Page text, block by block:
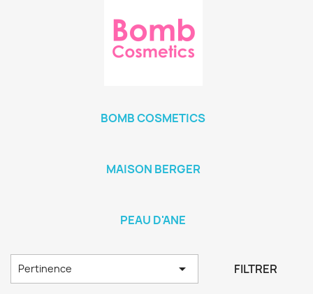
BOMB COSMETICS
MAISON BERGER
PEAU D'ANE
Pertinence  FILTRER